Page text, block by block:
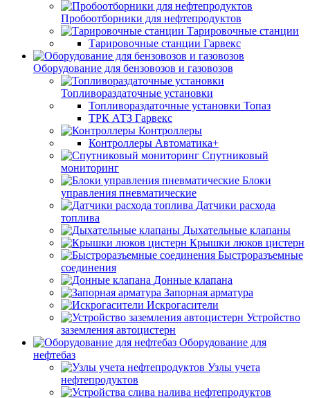
Пробоотборники для нефтепродуктов
Тарировочные станции
Тарировочные станции Гарвекс
Оборудование для бензовозов и газовозов
Топливораздаточные установки
Топливораздаточные установки Топаз
ТРК АТЗ Гарвекс
Контроллеры
Контроллеры Автоматика+
Спутниковый
мониторинг
Блоки
управления пневматические
Датчики расхода
топлива
Дыхательные клапаны
Крышки люков цистерн
Быстроразъемные
соединения
Донные клапана
Запорная арматура
Искрогасители
Устройство
заземления автоцистерн
Оборудование для
нефтебаз
Узлы учета
нефтепродуктов